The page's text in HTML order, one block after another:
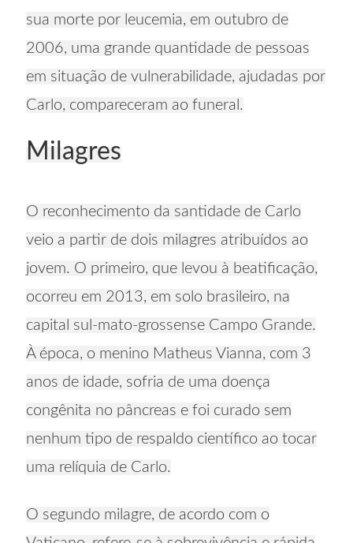
sua morte por leucemia, em outubro de
2006, uma grande quantidade de pessoas
em situação de vulnerabilidade, ajudadas por
Carlo, compareceram ao funeral.
Milagres
O reconhecimento da santidade de Carlo
veio a partir de dois milagres atribuídos ao
jovem. O primeiro, que levou à beatificação,
ocorreu em 2013, em solo brasileiro, na
capital sul-mato-grossense Campo Grande.
À época, o menino Matheus Vianna, com 3
anos de idade, sofria de uma doença
congênita no pâncreas e foi curado sem
nenhum tipo de respaldo científico ao tocar
uma relíquia de Carlo.
O segundo milagre, de acordo com o